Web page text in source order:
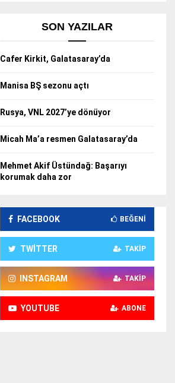
SON YAZILAR
Cafer Kirkit, Galatasaray’da
Manisa BŞ sezonu açtı
Rusya, VNL 2027’ye dönüyor
Micah Ma’a resmen Galatasaray’da
Mehmet Akif Üstündağ: Başarıyı
korumak daha zor
FACEBOOK BEĞENI
TWITTER TAKIP
INSTAGRAM TAKIP
YOUTUBE ABONE